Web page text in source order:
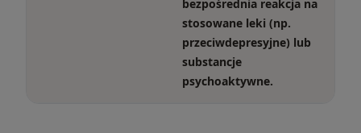
bezpośrednia reakcja na
stosowane leki (np.
przeciwdepresyjne) lub
substancje
psychoaktywne.